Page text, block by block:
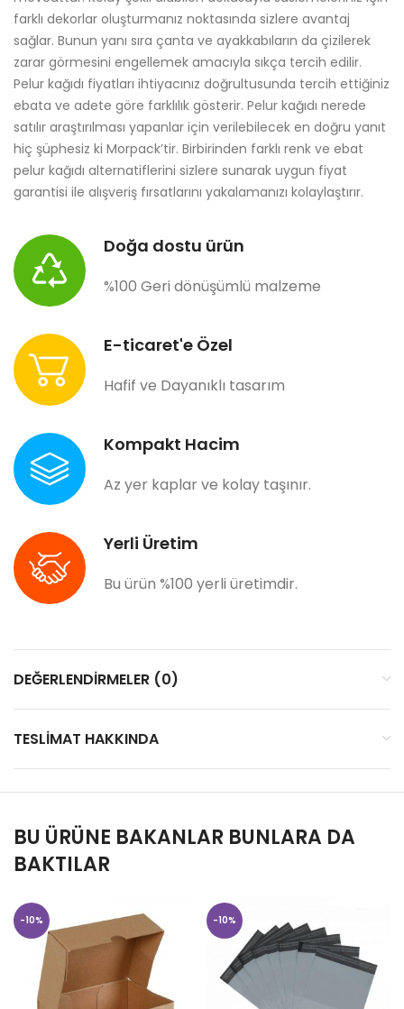
farklı dekorlar oluşturmanız noktasında sizlere avantaj
sağlar. Bunun yanı sıra çanta ve ayakkabıların da çizilerek
zarar görmesini engellemek amacıyla sıkça tercih edilir.
Pelur kağıdı fiyatları ihtiyacınız doğrultusunda tercih ettiğiniz
ebata ve adete göre farklılık gösterir. Pelur kağıdı nerede
satılır araştırılması yapanlar için verilebilecek en doğru yanıt
hiç şüphesiz ki Morpack’tir. Birbirinden farklı renk ve ebat
pelur kağıdı alternatiflerini sizlere sunarak uygun fiyat
garantisi ile alışveriş fırsatlarını yakalamanızı kolaylaştırır.
Doğa dostu ürün
%100 Geri dönüşümlü malzeme
E-ticaret'e Özel
Hafif ve Dayanıklı tasarım
Kompakt Hacim
Az yer kaplar ve kolay taşınır.
Yerli Üretim
Bu ürün %100 yerli üretimdir.
DEĞERLENDIRMELER (0)
TESLIMAT HAKKINDA
BU ÜRÜNE BAKANLAR BUNLARA DA
BAKTILAR
-10% -10%